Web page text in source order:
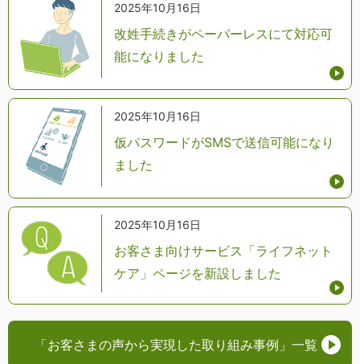
2025年10月16日
改姓手続きがペーパーレスにて対応可
能になりました
2025年10月16日
仮パスワードがSMSで送信可能になり
ました
2025年10月16日
お客さま向けサービス「ライフネット
ケア」ページを新設しました
「お客さまの声から実現した取り組み事例」 一覧